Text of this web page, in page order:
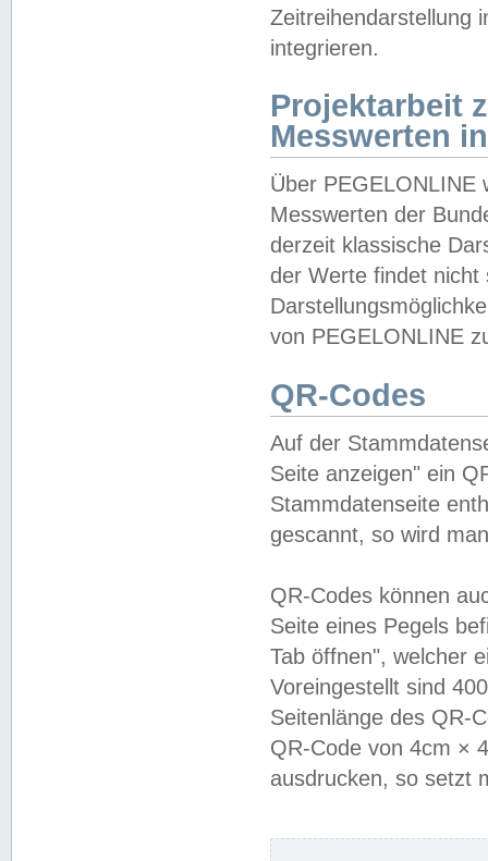
Zeitreihendarstellung
integrieren.
Projektarbeit
Messwerten
Über PEGELONLINE
Messwerten der
derzeit klassische
der Werte findet
von PEGELONLINE
QR-Codes
Auf der
Seite anzeigen" ein
Stammdatenseite
gescannt, so wird
QR-Codes können
Seite eines Pegels
Tab öffnen", welcher
Voreingestellt sind
Seitenlänge des QR-
QR-Code von 4cm ×
ausdrucken, so setzt